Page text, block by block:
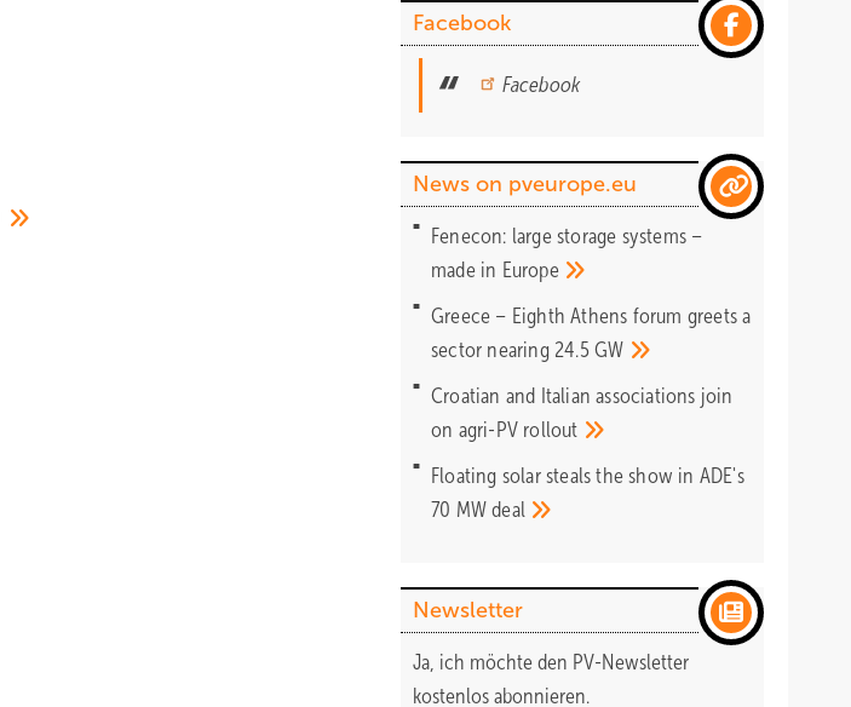
Facebook
Facebook
News on pveurope.eu
Fenecon: large storage systems –
made in Europe
Greece – Eighth Athens forum greets a
sector nearing 24.5 GW
Croatian and Italian associations join
on agri-PV rollout
Floating solar steals the show in ADE's
70 MWdeal
Newsletter
Ja, ich möchte den PV-Newsletter
kostenlos abonnieren.